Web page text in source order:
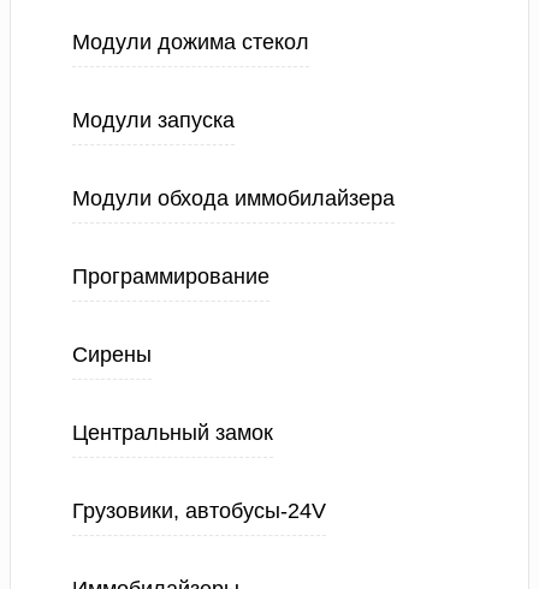
Модули дожима стекол
Модули запуска
Модули обхода иммобилайзера
Программирование
Сирены
Центральный замок
Грузовики, автобусы-24V